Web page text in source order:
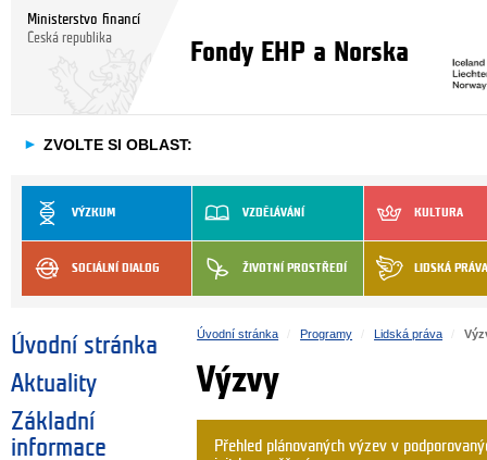
Ministerstvo financí
Česká republika
Fondy EHP a Norska
► ZVOLTE SI OBLAST:
VÝZKUM VZDĚLÁVÁNÍ KULTURA
SOCIÁLNÍ DIALOG ŽIVOTNÍ PROSTŘEDÍ LIDSKÁ PRÁVA
Úvodní stránka
Aktuality
Základní
informace
Úvodní stránka Programy Lidská práva
Výzvy
Přehled plánovaných výzev v